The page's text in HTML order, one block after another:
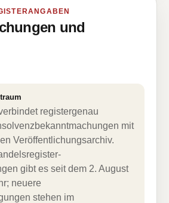
und
registergenau
mit
Veröffentlichungsarchiv.
gibt es seit dem 2. August
neuere
stehen im